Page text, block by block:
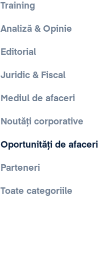
Training
Analiză & Opinie
Editorial
Juridic & Fiscal
Mediul de afaceri
Noutăți corporative
Oportunități de afaceri
Parteneri
Toate categoriile